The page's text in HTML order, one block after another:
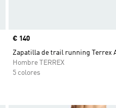
Precio
€ 140
Zapatilla de trail running Terrex
Hombre TERREX
5 colores